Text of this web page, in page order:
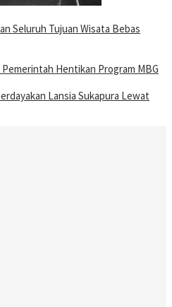
Seluruh Tujuan Wisata Bebas
Hentikan Program MBG
Lansia Sukapura Lewat